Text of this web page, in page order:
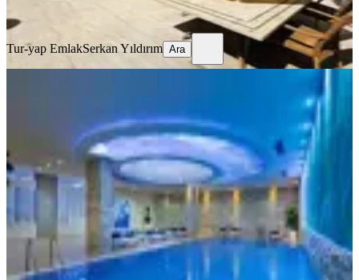
Ara
Tur-yap EmlakSerkan Yıldırım Ara
Alanya Granada Rezıdansta 1+1
Kiralık Eşyalı Daire
Alanya, Kızlar Pınarı Mahallesi
1+1 ·70 m² ·5. Kat·12.06.2026
35.000 ₺
Esmeralda Emlak